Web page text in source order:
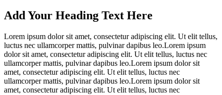
Add Your Heading Text Here
Lorem ipsum dolor sit amet, consectetur adipiscing elit. Ut elit tellus,
luctus nec ullamcorper mattis, pulvinar dapibus leo.Lorem ipsum
dolor sit amet, consectetur adipiscing elit. Ut elit tellus, luctus nec
ullamcorper mattis, pulvinar dapibus leo.Lorem ipsum dolor sit
amet, consectetur adipiscing elit. Ut elit tellus, luctus nec
ullamcorper mattis, pulvinar dapibus leo.Lorem ipsum dolor sit
amet, consectetur adipiscing elit. Ut elit tellus, luctus nec